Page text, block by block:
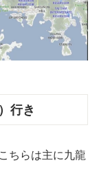
行き
ちらは主に九龍